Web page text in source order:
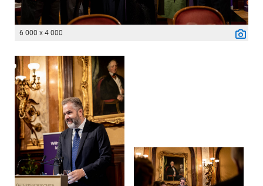
6 000 x 4 000